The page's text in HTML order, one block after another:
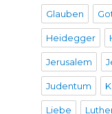
Glauben
Heidegger
Jerusalem
Judentum
Liebe